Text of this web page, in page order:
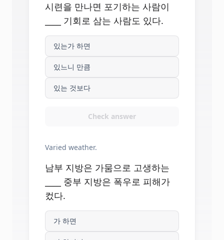
시련을 만나면 포기하는 사람이
____ 기회로 삼는 사람도 있다.
있는가 하면
있느니 만큼
있는 것보다
Check answer
Varied weather.
남부 지방은 가뭄으로 고생하는
____ 중부 지방은 폭우로 피해가
컸다.
가 하면